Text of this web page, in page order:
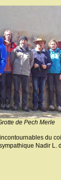
de Pech Merle
du
Nadir L.